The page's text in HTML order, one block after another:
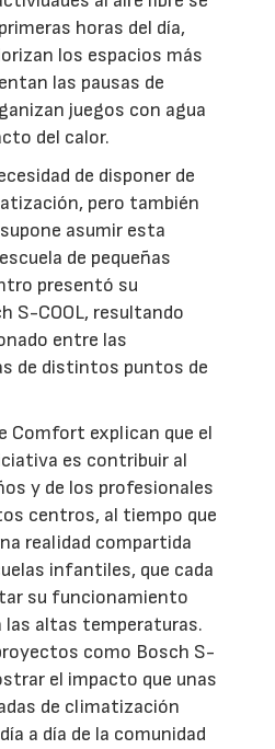
horas del día,
los espacios más
las pausas de
juegos con agua
del calor.
de disponer de
pero también
asumir esta
de pequeñas
presentó su
S-COOL, resultando
entre las
de distintos puntos de
Comfort explican que el
es contribuir al
y de los profesionales
centros, al tiempo que
realidad compartida
infantiles, que cada
su funcionamiento
las altas temperaturas.
como Bosch S-
el impacto que unas
de climatización
a día de la comunidad